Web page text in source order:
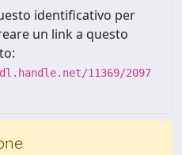
identificativo per
un link a questo
11369/2097